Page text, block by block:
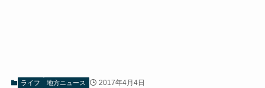
ライフ 地方ニュース 2017年4月4日